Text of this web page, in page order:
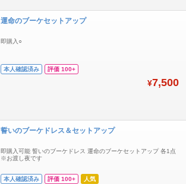
運命のブーケセットアップ
即購入○
本人確認済み 評価 100+
¥7,500
誓いのブーケドレス＆セットアップ
即購入可能 誓いのブーケドレス 運命のブーケセットアップ 各1点
※お渡し夜です
本人確認済み 評価 100+ 人気